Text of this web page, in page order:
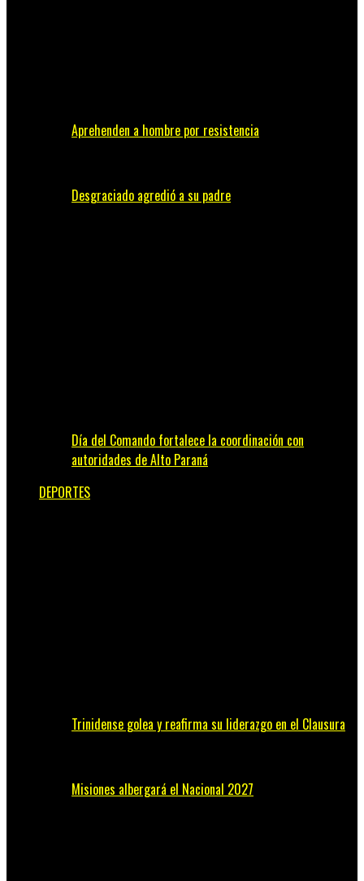
Aprehenden a hombre por resistencia
Desgraciado agredió a su padre
Día del Comando fortalece la coordinación con
autoridades de Alto Paraná
DEPORTES
Trinidense golea y reafirma su liderazgo en el Clausura
Misiones albergará el Nacional 2027